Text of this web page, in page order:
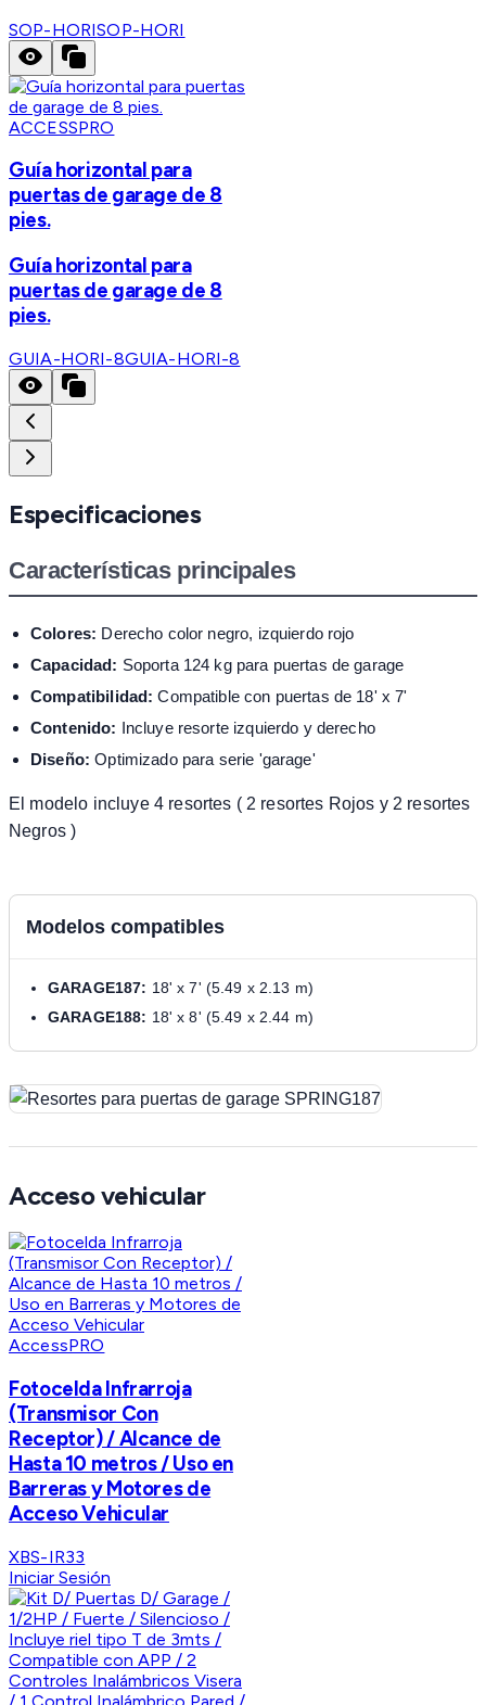
SOP-HORISOP-HORI
ACCESSPRO
Guía horizontal para
puertas de garage de 8
pies.
Guía horizontal para
puertas de garage de 8
pies.
GUIA-HORI-8GUIA-HORI-8
Especificaciones
Características principales
Colores: Derecho color negro, izquierdo rojo
Capacidad: Soporta 124 kg para puertas de garage
Compatibilidad: Compatible con puertas de 18' x 7'
Contenido: Incluye resorte izquierdo y derecho
Diseño: Optimizado para serie 'garage'
El modelo incluye 4 resortes ( 2 resortes Rojos y 2 resortes
Negros )
Modelos compatibles
GARAGE187: 18' x 7' (5.49 x 2.13 m)
GARAGE188: 18' x 8' (5.49 x 2.44 m)
Acceso vehicular
AccessPRO
Fotocelda Infrarroja
(Transmisor Con
Receptor) / Alcance de
Hasta 10 metros / Uso en
Barreras y Motores de
Acceso Vehicular
XBS-IR33
Iniciar Sesión